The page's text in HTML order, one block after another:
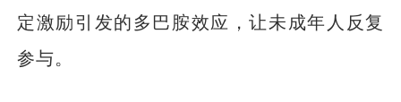
定激励引发的多巴胺效应，让未成年人反复
参与。